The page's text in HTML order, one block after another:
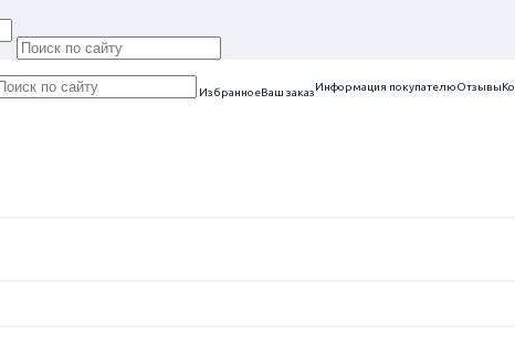
ИзбранноеВаш заказИнформация покупателюОтзывы